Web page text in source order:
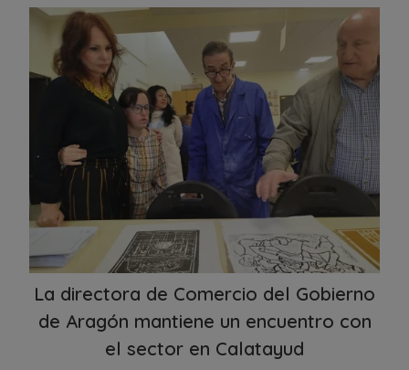
La directora de Comercio del Gobierno
de Aragón mantiene un encuentro con
el sector en Calatayud